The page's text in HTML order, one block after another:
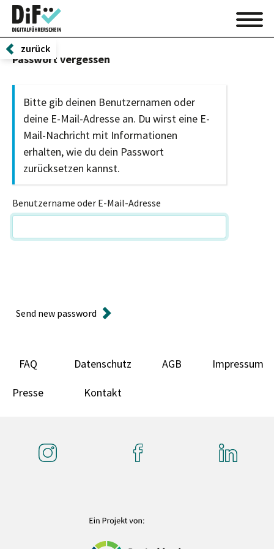
zurück
Passwort vergessen
Bitte gib deinen Benutzernamen oder
deine E-Mail-Adresse an. Du wirst eine E-
Mail-Nachricht mit Informationen
erhalten, wie du dein Passwort
zurücksetzen kannst.
Benutzername oder E-Mail-Adresse
Send new password
FAQ Datenschutz AGB Impressum
Presse Kontakt